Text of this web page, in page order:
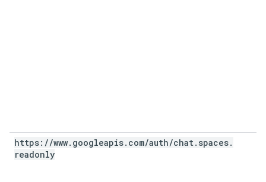
https: //www. googleapis. com/auth/chat. spaces.
readonly